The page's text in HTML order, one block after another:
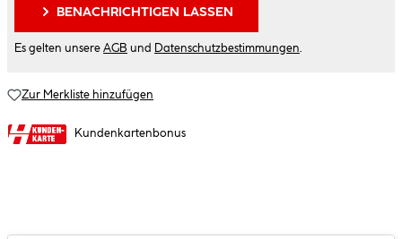
BENACHRICHTIGEN LASSEN
Es gelten unsere AGB und Datenschutzbestimmungen
Zur Merkliste hinzufügen
Kundenkartenbonus